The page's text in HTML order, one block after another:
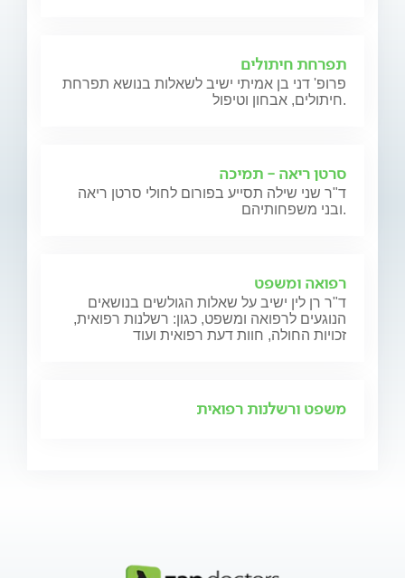
תפרחת חיתולים
פרופ' דני בן אמיתי ישיב לשאלות בנושא תפרחת
חיתולים, אבחון וטיפול.
סרטן ריאה - תמיכה
ד"ר שני שילה תסייע בפורום לחולי סרטן ריאה
ובני משפחותיהם.
רפואה ומשפט
ד"ר רן לין ישיב על שאלות הגולשים בנושאים
הנוגעים לרפואה ומשפט, כגון: רשלנות רפואית,
זכויות החולה, חוות דעת רפואית ועוד
משפט ורשלנות רפואית